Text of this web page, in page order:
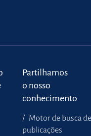
Partilhamos
o nosso
conhecimento
Motor de busca de
publicações